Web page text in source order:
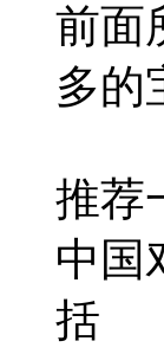
前面
多的
推荐
中国
括